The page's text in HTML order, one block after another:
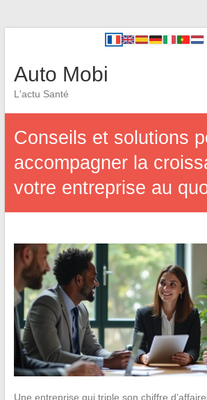
Auto Mobi
L'actu Santé
Conseils et solutions
accompagner la
votre entreprise au
Une entreprise qui triple son chiffre